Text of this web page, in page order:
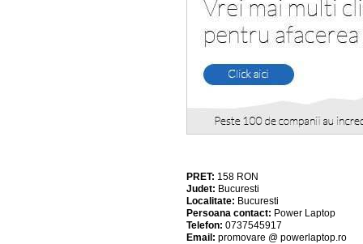
PRET: 158 RON
Judet: Bucuresti
Localitate: Bucuresti
Persoana contact: Power Laptop
Telefon: 0737545917
Email: promovare @ powerlaptop.ro